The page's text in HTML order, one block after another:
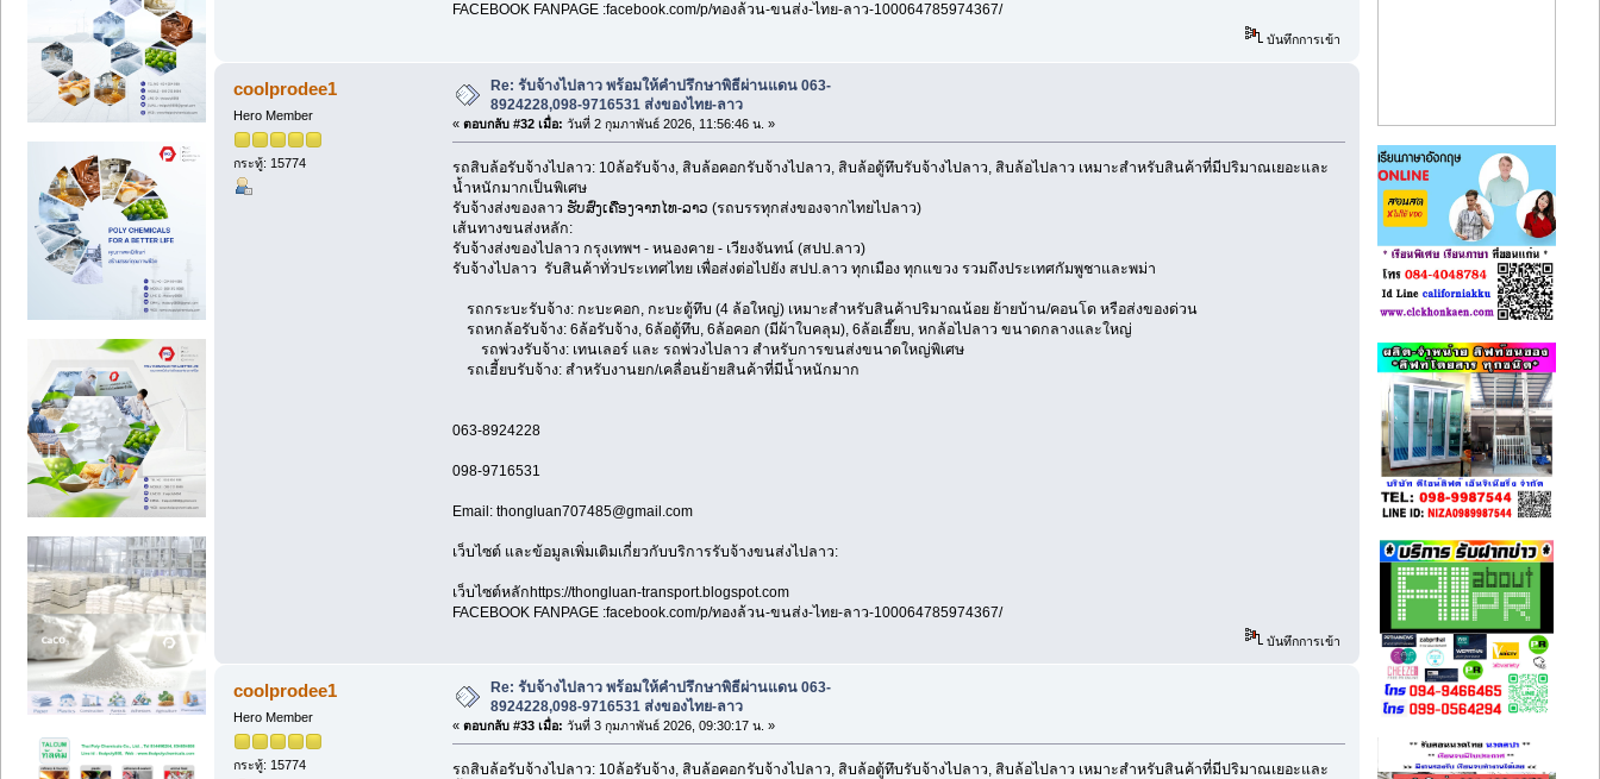
FACEBOOK FANPAGE :facebook.com/p/ทองล้วน-ขนส่ง-ไทย-ลาว-100064785974367/
บันทึกการเข้า
coolprodee1
Hero Member
กระทู้: 15774
Re: รับจ้างไปลาว พร้อมให้คำปรึกษาพิธีผ่านแดน 063-
8924228,098-9716531 ส่งของไทย-ลาว
« ตอบกลับ #32 เมื่อ: วันที่ 2 กุมภาพันธ์ 2026, 11:56:46 น. »
รถสิบล้อรับจ้างไปลาว: 10ล้อรับจ้าง, สิบล้อคอกรับจ้างไปลาว, สิบล้อตู้ทึบรับจ้างไปลาว, สิบล้อไปลาว เหมาะสำหรับสินค้าที่มีปริมาณเยอะและ
น้ำหนักมากเป็นพิเศษ
รับจ้างส่งของลาว ຮັບສົ່ງເຄື່ອງຈາກໄທ-ລາວ (รถบรรทุกส่งของจากไทยไปลาว)
เส้นทางขนส่งหลัก:
รับจ้างส่งของไปลาว กรุงเทพฯ - หนองคาย - เวียงจันทน์ (สปป.ลาว)
รับจ้างไปลาว รับสินค้าทั่วประเทศไทย เพื่อส่งต่อไปยัง สปป.ลาว ทุกเมือง ทุกแขวง รวมถึงประเทศกัมพูชาและพม่า
รถกระบะรับจ้าง: กะบะคอก, กะบะตู้ทึบ (4 ล้อใหญ่) เหมาะสำหรับสินค้าปริมาณน้อย ย้ายบ้าน/คอนโด หรือส่งของด่วน
รถหกล้อรับจ้าง: 6ล้อรับจ้าง, 6ล้อตู้ทึบ, 6ล้อคอก (มีผ้าใบคลุม), 6ล้อเฮี๊ยบ, หกล้อไปลาว ขนาดกลางและใหญ่
รถพ่วงรับจ้าง: เทนเลอร์ และ รถพ่วงไปลาว สำหรับการขนส่งขนาดใหญ่พิเศษ
รถเฮี้ยบรับจ้าง: สำหรับงานยก/เคลื่อนย้ายสินค้าที่มีน้ำหนักมาก
063-8924228
098-9716531
Email: thongluan707485@gmail.com
เว็บไซต์ และข้อมูลเพิ่มเติมเกี่ยวกับบริการรับจ้างขนส่งไปลาว:
เว็บไซต์หลักhttps://thongluan-transport.blogspot.com
FACEBOOK FANPAGE :facebook.com/p/ทองล้วน-ขนส่ง-ไทย-ลาว-100064785974367/
บันทึกการเข้า
coolprodee1
Hero Member
กระทู้: 15774
Re: รับจ้างไปลาว พร้อมให้คำปรึกษาพิธีผ่านแดน 063-
8924228,098-9716531 ส่งของไทย-ลาว
« ตอบกลับ #33 เมื่อ: วันที่ 3 กุมภาพันธ์ 2026, 09:30:17 น. »
รถสิบล้อรับจ้างไปลาว: 10ล้อรับจ้าง, สิบล้อคอกรับจ้างไปลาว, สิบล้อตู้ทึบรับจ้างไปลาว, สิบล้อไปลาว เหมาะสำหรับสินค้าที่มีปริมาณเยอะและ